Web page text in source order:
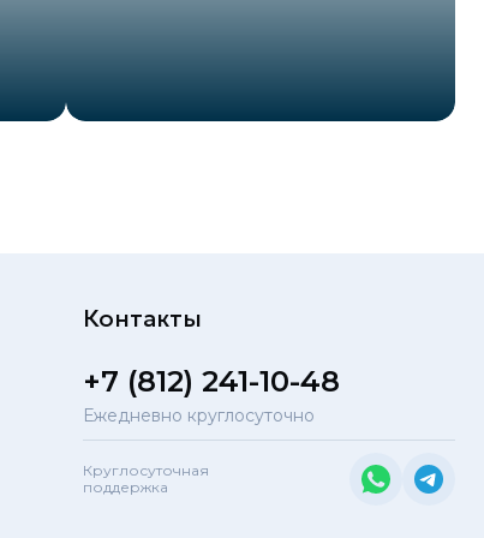
Контакты
+7 (812) 241-10-48
Ежедневно круглосуточно
Круглосуточная
поддержка